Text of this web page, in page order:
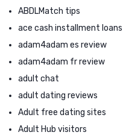
ABDLMatch tips
ace cash installment loans
adam4adam es review
adam4adam fr review
adult chat
adult dating reviews
Adult free dating sites
Adult Hub visitors